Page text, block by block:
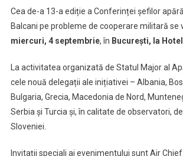
Cea de-a 13-a ediție a Conferinței șefilor
Balcani pe probleme de cooperare militară se
miercuri, 4 septembrie, în București, la
La activitatea organizată de Statul Major al
cele nouă delegații ale inițiativei – Albania,
Bulgaria, Grecia, Macedonia de Nord,
Serbia și Turcia și, în calitate de observatori,
Sloveniei.
Invitații speciali ai evenimentului sunt Air